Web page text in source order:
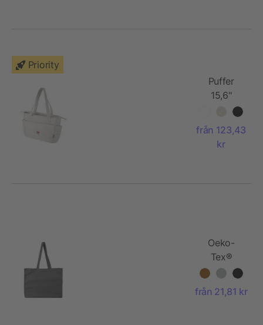
Priority
Puffer
15,6"
laptoptote
återvunnen
GRS, 18 l
från 123,43
kr
Oeko-
Tex®
cotton
(180 gsm)
shopping
från 21,81 kr